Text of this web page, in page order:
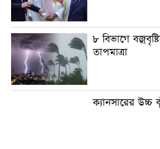
৮ বিভাগে
তাপমাত্রা
ক্যানসারের উচ্চ